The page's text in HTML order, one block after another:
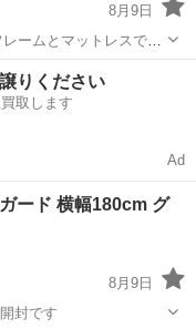
8月9日
ームとマットレスです
、時間は経っています
す ベッドフレームは解
西川
りください
取します
Ad
ード 横幅180cm グ
8月9日
封です